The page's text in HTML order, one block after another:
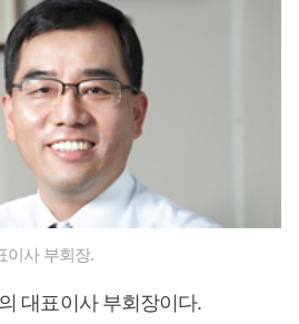
이사 부회장.
대표이사 부회장이다.